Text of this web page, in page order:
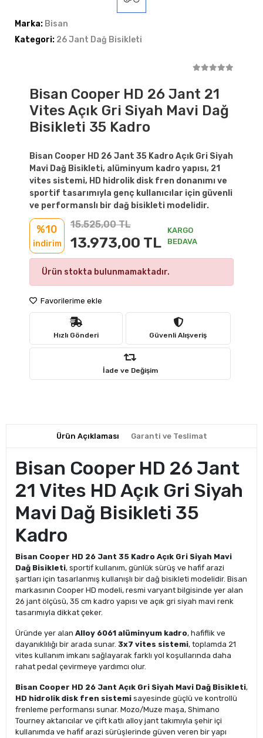
Marka: Bisan
Kategori: 26 Jant Dağ Bisikleti
Bisan Cooper HD 26 Jant 21
Vites Açık Gri Siyah Mavi Dağ
Bisikleti 35 Kadro
Bisan Cooper HD 26 Jant 35 Kadro Açık Gri Siyah
Mavi Dağ Bisikleti, alüminyum kadro yapısı, 21
vites sistemi, HD hidrolik disk fren donanımı ve
sportif tasarımıyla genç kullanıcılar için güvenli
ve performanslı bir dağ bisikleti modelidir.
%10
indirim
15.525,00 TL
13.973,00 TL
KARGO
BEDAVA
Ürün stokta bulunmamaktadır.
Favorilerime ekle
Hızlı Gönderi Güvenli Alışveriş
İade ve Değişim
Ürün Açıklaması Garanti ve Teslimat
Bisan Cooper HD 26 Jant
21 Vites HD Açık Gri Siyah
Mavi Dağ Bisikleti 35
Kadro
Bisan Cooper HD 26 Jant 35 Kadro Açık Gri Siyah Mavi
Dağ Bisikleti, sportif kullanım, günlük sürüş ve hafif arazi
şartları için tasarlanmış kullanışlı bir dağ bisikleti modelidir. Bisan
markasının Cooper HD modeli, resmi varyant bilgisinde yer alan
26 jant ölçüsü, 35 cm kadro yapısı ve açık gri siyah mavi renk
tasarımıyla dikkat çeker.
Üründe yer alan Alloy 6061 alüminyum kadro, hafiflik ve
dayanıklılığı bir arada sunar. 3x7 vites sistemi, toplamda 21
vites kullanım imkanı sağlayarak farklı yol koşullarında daha
rahat pedal çevirmeye yardımcı olur.
Bisan Cooper HD 26 Jant Açık Gri Siyah Mavi Dağ Bisikleti,
HD hidrolik disk fren sistemi sayesinde güçlü ve kontrollü
frenleme performansı sunar. Mozo/Muze maşa, Shimano
Tourney aktarıcılar ve çift katlı alloy jant takımıyla şehir içi
kullanımda ve hafif arazi sürüşlerinde güven veren bir yapı